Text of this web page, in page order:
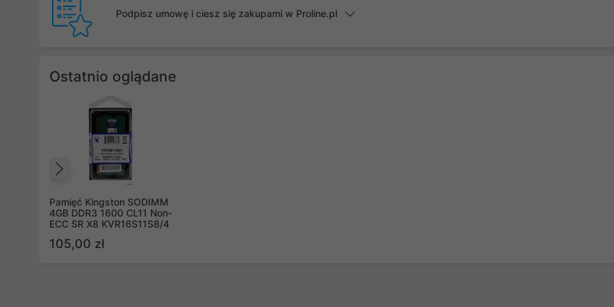
Podpisz umowę i ciesz się zakupami w Proline.pl
Ostatnio oglądane
Pamięć Kingston SODIMM
4GB DDR3 1600 CL11 Non-
ECC SR X8 KVR16S11S8/4
105,00 zł
Poprzedni